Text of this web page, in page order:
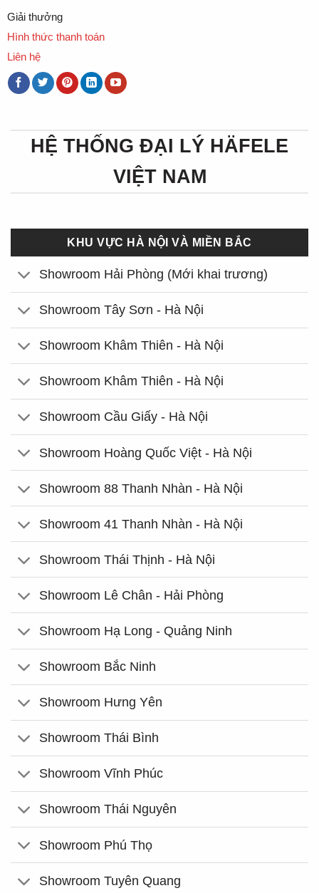
Giải thưởng
Hình thức thanh toán
Liên hệ
HỆ THỐNG ĐẠI LÝ HÄFELE
VIỆT NAM
KHU VỰC HÀ NỘI VÀ MIỀN BẮC
Showroom Hải Phòng (Mới khai trương)
Showroom Tây Sơn - Hà Nội
Showroom Khâm Thiên - Hà Nội
Showroom Khâm Thiên - Hà Nội
Showroom Cầu Giấy - Hà Nội
Showroom Hoàng Quốc Việt - Hà Nội
Showroom 88 Thanh Nhàn - Hà Nội
Showroom 41 Thanh Nhàn - Hà Nội
Showroom Thái Thịnh - Hà Nội
Showroom Lê Chân - Hải Phòng
Showroom Hạ Long - Quảng Ninh
Showroom Bắc Ninh
Showroom Hưng Yên
Showroom Thái Bình
Showroom Vĩnh Phúc
Showroom Thái Nguyên
Showroom Phú Thọ
Showroom Tuyên Quang